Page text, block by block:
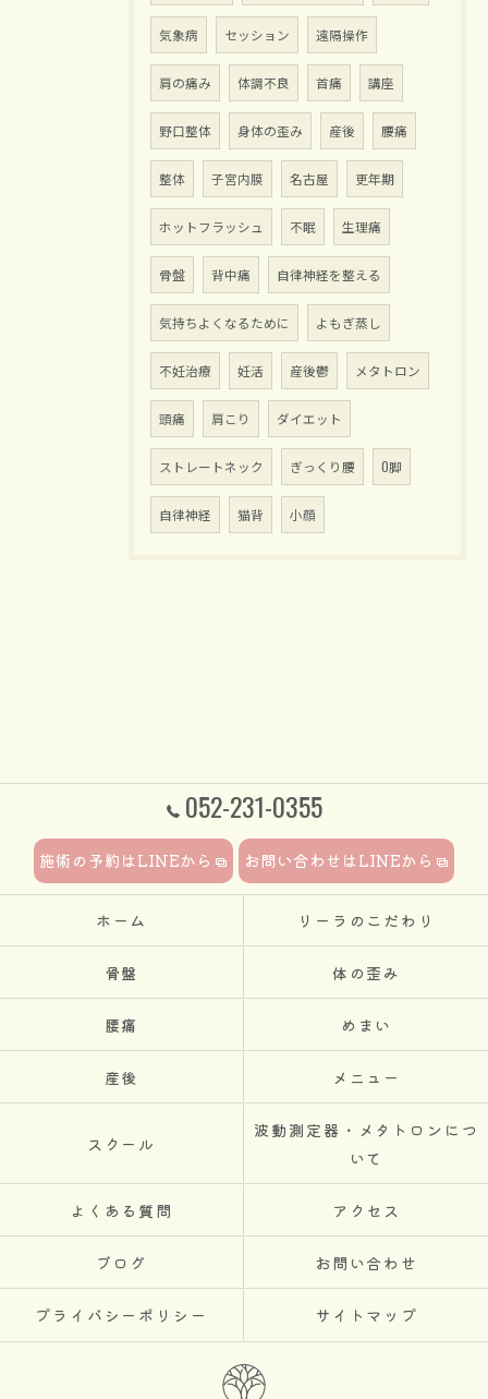
気象病 セッション 遠隔操作
肩の痛み 体調不良 首痛 講座
野口整体 身体の歪み 産後 腰痛
整体 子宮内膜 名古屋 更年期
ホットフラッシュ 不眠 生理痛
骨盤 背中痛 自律神経を整える
気持ちよくなるために よもぎ蒸し
不妊治療 妊活 産後鬱 メタトロン
頭痛 肩こり ダイエット
ストレートネック ぎっくり腰 O脚
自律神経 猫背 小顔
052-231-0355
施術の予約はLINEから お問い合わせはLINEから
ホーム リーラのこだわり
骨盤 体の歪み
腰痛 めまい
産後 メニュー
スクール
波動測定器・メタトロンにつ
いて
よくある質問 アクセス
ブログ お問い合わせ
プライバシーポリシー サイトマップ